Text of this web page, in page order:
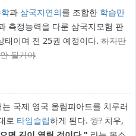
과 삼국지연의를 조합한 학습만
측정능력을 다룬 삼국지모험 판
태이며 전 25권 예정이다.하지만
될거야
국제 영국 올림피아드를 치루러
로 타임슬립하게 된다.윙?치우,